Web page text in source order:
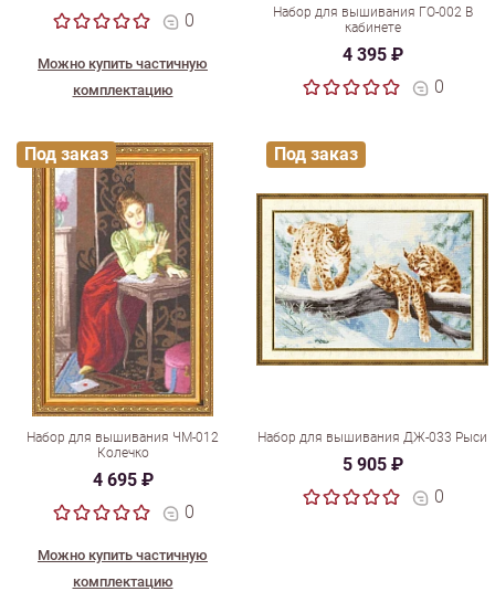
0
Можно купить частичную
комплектацию
Набор для вышивания ГО-002 В
кабинете
4 395 ₽
0
Набор для вышивания ЧМ-012
Колечко
4 695 ₽
0
Можно купить частичную
комплектацию
Под заказ
Набор для вышивания ДЖ-033 Рыси
5 905 ₽
0
Под заказ